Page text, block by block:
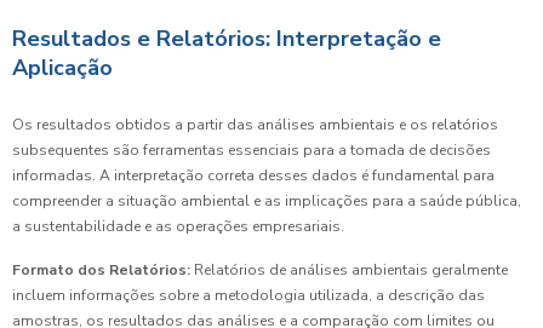
Resultados e Relatórios: Interpretação e
Aplicação
Os resultados obtidos a partir das análises ambientais e os relatórios
subsequentes são ferramentas essenciais para a tomada de decisões
informadas. A interpretação correta desses dados é fundamental para
compreender a situação ambiental e as implicações para a saúde pública,
a sustentabilidade e as operações empresariais.
Formato dos Relatórios: Relatórios de análises ambientais geralmente
incluem informações sobre a metodologia utilizada, a descrição das
amostras, os resultados das análises e a comparação com limites ou